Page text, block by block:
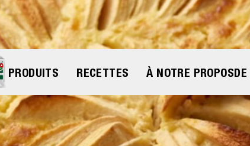
PRODUITS RECETTES À NOTRE PROPOSDE